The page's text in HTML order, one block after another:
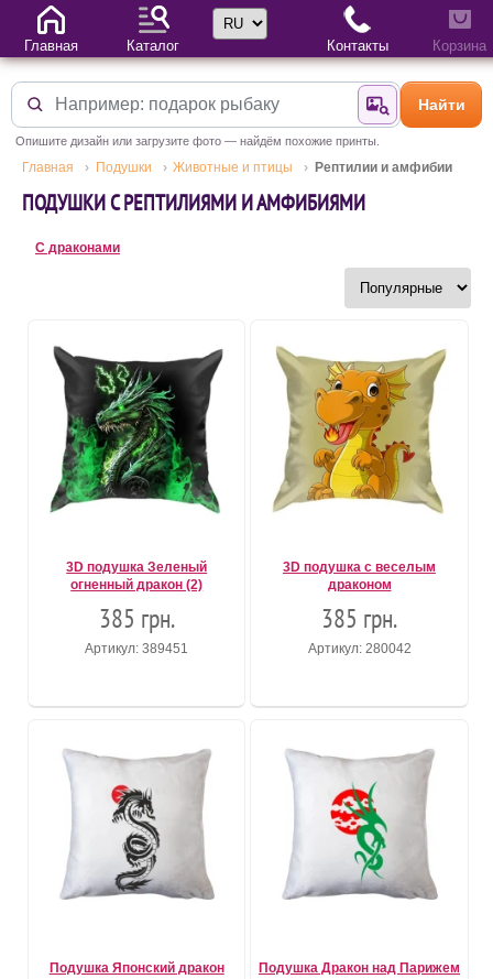
Найти поНайти
Опишите дизайн или загрузите фото — найдём похожие принты.
Главная Подушки Животные и птицы Рептилии и амфибии
ПОДУШКИ С РЕПТИЛИЯМИ И АМФИБИЯМИ
С драконами
3D подушка Зеленый
огненный дракон (2)
385 грн.
Артикул: 389451
3D подушка с веселым
драконом
385 грн.
Артикул: 280042
Подушка Японский дракон Подушка Дракон над Парижем
Главная Каталог
Выбор языка
Контакты Корзина